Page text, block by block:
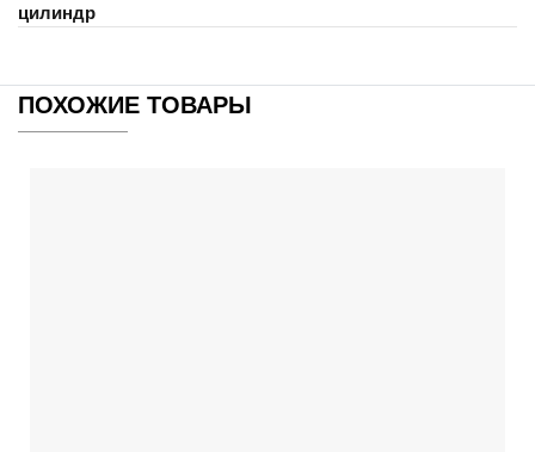
цилиндр
ПОХОЖИЕ ТОВАРЫ